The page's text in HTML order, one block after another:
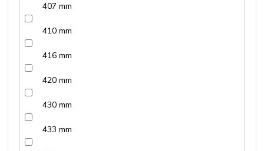
407 mm
410 mm
416 mm
420 mm
430 mm
433 mm